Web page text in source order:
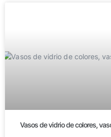
Vasos de vidrio de colores,